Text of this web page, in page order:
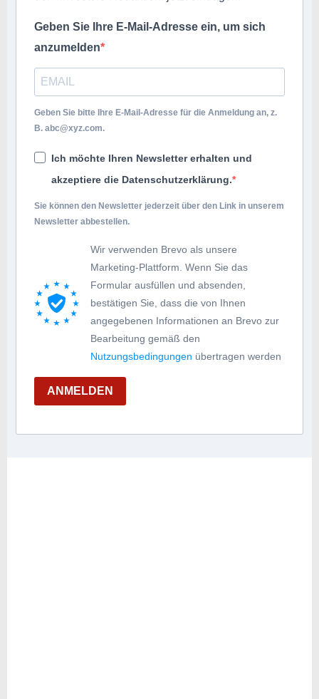
Geben Sie Ihre E-Mail-Adresse ein, um sich
anzumelden
Geben Sie bitte Ihre E-Mail-Adresse für die Anmeldung an, z.
B. abc@xyz.com.
Ich möchte Ihren Newsletter erhalten und
akzeptiere die Datenschutzerklärung.
Sie können den Newsletter jederzeit über den Link in unserem
Newsletter abbestellen.
Wir verwenden Brevo als unsere
Marketing-Plattform. Wenn Sie das
Formular ausfüllen und absenden,
bestätigen Sie, dass die von Ihnen
angegebenen Informationen an Brevo zur
Bearbeitung gemäß den
Nutzungsbedingungen übertragen werden
ANMELDEN